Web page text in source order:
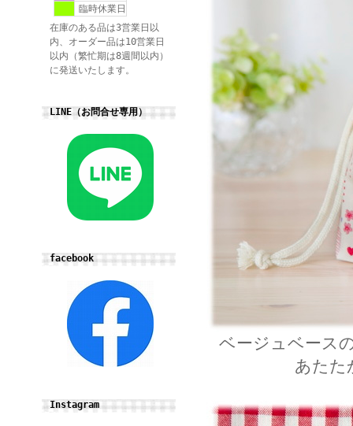
臨時休業日
在庫のある品は3営業日以
内、オーダー品は10営業日
以内（繁忙期は8週間以内）
に発送いたします。
LINE（お問合せ専用）
facebook
Instagram
ベージュベース
あたた